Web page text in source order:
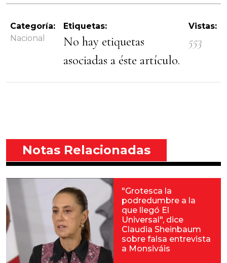
Categoría:
Nacional
Etiquetas:
No hay etiquetas
asociadas a éste artículo.
Vistas:
553
Notas Relacionadas
"Grotesca la
podredumbre a la
que llegó El
Universal", dice
Claudia Sheinbaum
sobre falsa entrevista
a Monsiváis